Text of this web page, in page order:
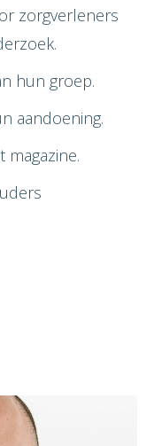
zorgverleners
hun groep.
aandoening.
magazine.